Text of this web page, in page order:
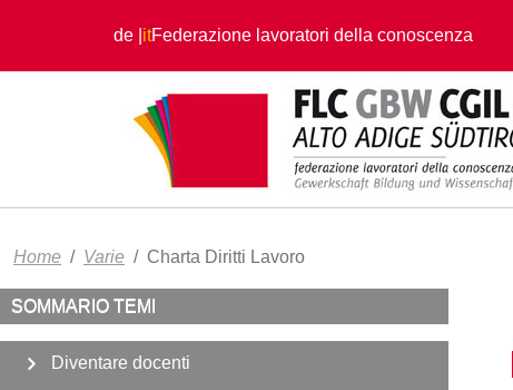
de itFederazione lavoratori della conoscenza
Home Varie Charta Diritti Lavoro
SOMMARIO TEMI
Diventare docenti